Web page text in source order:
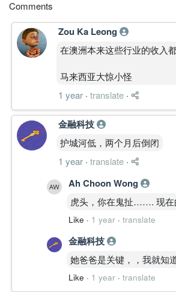
Comments
Zou Ka Leong
在澳洲本来这些行业的收入
马来西亚大惊小怪
1 year · translate ·
金融科技
护城河低，两个月后倒闭
1 year · translate ·
Ah Choon Wong
虎头，你在鬼扯……. 现在
Like · 1 year · translate
金融科技
她爸爸是关键，，我就知
Like · 1 year · translate